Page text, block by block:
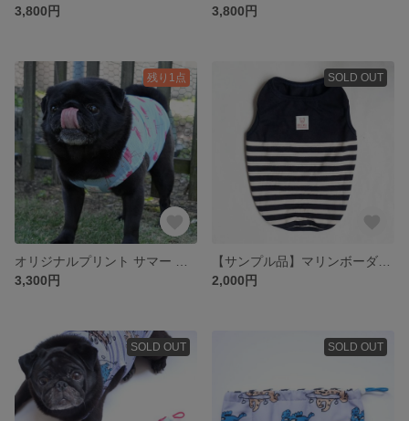
3,800円
3,800円
残り1点
3,300円
SOLD OUT
2,000円
SOLD OUT SOLD OUT